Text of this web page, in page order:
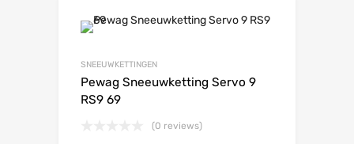
SNEEUWKETTINGEN
Pewag Sneeuwketting Servo 9
RS9 69
(0 reviews)